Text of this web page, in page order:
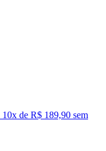
10x de R$ 189,90 sem